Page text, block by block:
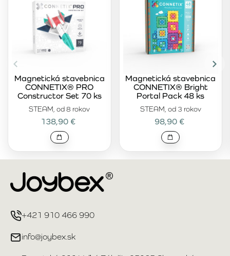
STEAM, od 8 rokov
Magnetická stavebnica
CONNETIX® PRO
Constructor Set 70 ks
138,90 €
STEAM, od 3 rokov
Magnetická stavebnica
CONNETIX® Bright
Portal Pack 48 ks
98,90 €
+421 910 466 990
info@joybex.sk